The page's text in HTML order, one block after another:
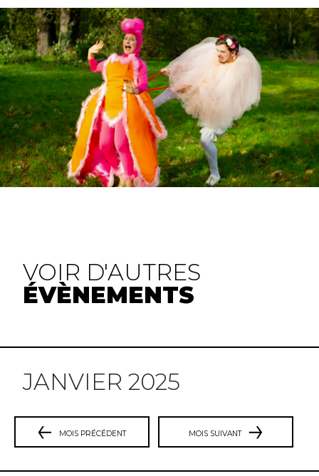
VOIR D'AUTRES
ÉVÈNEMENTS
JANVIER 2025
MOIS PRÉCÉDENT MOIS SUIVANT